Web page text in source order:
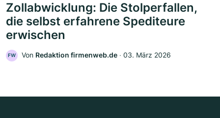
Zollabwicklung: Die Stolperfallen,
die selbst erfahrene Spediteure
erwischen
FW Von Redaktion firmenweb.de ‧ 03. März 2026